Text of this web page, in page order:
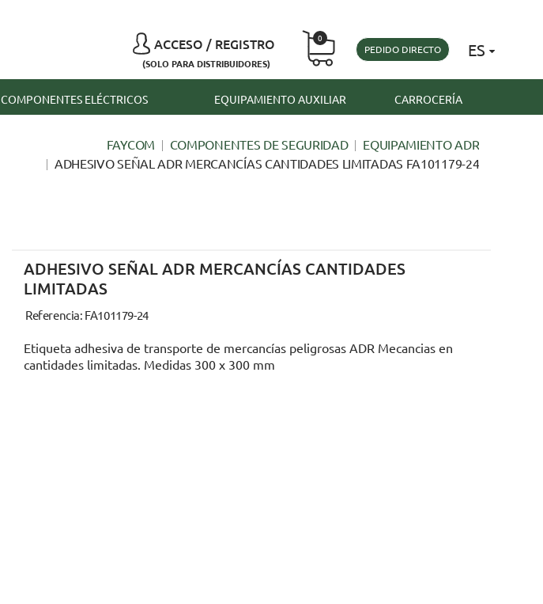
PEDIDO DIRECTO
(SOLO PARA DISTRIBUIDORES)
ES
ACCESO / REGISTRO 0
COMPONENTES ELÉCTRICOS EQUIPAMIENTO AUXILIAR CARROCERÍA
FAYCOM COMPONENTES DE SEGURIDAD
EQUIPAMIENTO ADR
ADHESIVO SEÑAL ADR MERCANCÍAS CANTIDADES LIMITADAS FA101179-24
ADHESIVO SEÑAL ADR MERCANCÍAS CANTIDADES
LIMITADAS
Referencia: FA101179-24
Etiqueta adhesiva de transporte de mercancías peligrosas ADR Mecancias en
cantidades limitadas. Medidas 300 x 300 mm